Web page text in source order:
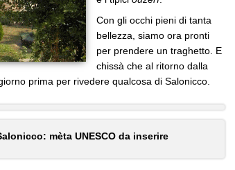
Con gli occhi pieni di tanta
bellezza, siamo ora pronti
per prendere un traghetto. E
chissà che al ritorno dalla
prima per rivedere qualcosa di Salonicco.
mèta UNESCO da inserire